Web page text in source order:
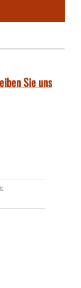
Sie uns